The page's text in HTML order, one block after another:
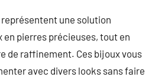
une solution
pierres précieuses, tout en
de raffinement. Ces bijoux vous
avec divers looks sans faire